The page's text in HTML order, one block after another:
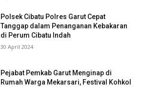
Polsek Cibatu Polres Garut Cepat
Tanggap dalam Penanganan Kebakaran
di Perum Cibatu Indah
30 April 2024
Pejabat Pemkab Garut Menginap di
Rumah Warga Mekarsari, Festival Kohkol